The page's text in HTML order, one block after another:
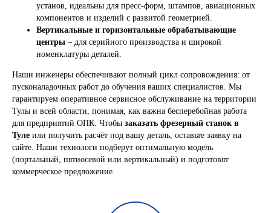
установ, идеальны для пресс-форм, штампов, авиационных
компонентов и изделий с развитой геометрией.
Вертикальные и горизонтальные обрабатывающие
центры – для серийного производства и широкой
номенклатуры деталей.
Наши инженеры обеспечивают полный цикл сопровождения: от
пусконаладочных работ до обучения ваших специалистов. Мы
гарантируем оперативное сервисное обслуживание на территории
Тулы и всей области, понимая, как важна бесперебойная работа
для предприятий ОПК. Чтобы заказать фрезерный станок в
Туле или получить расчёт под вашу деталь, оставьте заявку на
сайте. Наши технологи подберут оптимальную модель
(портальный, пятиосевой или вертикальный) и подготовят
коммерческое предложение.